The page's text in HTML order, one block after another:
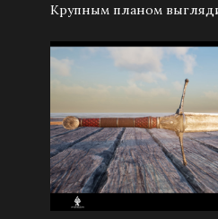
Крупным планом